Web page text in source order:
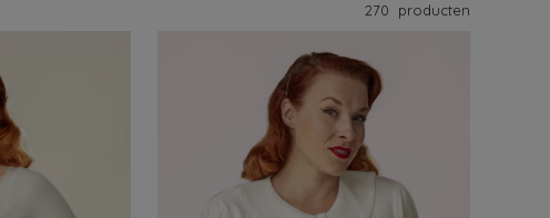
270 producten